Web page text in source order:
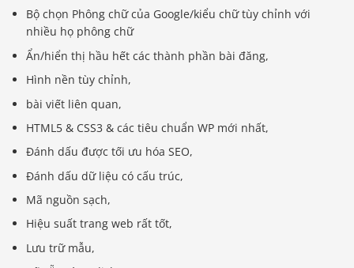
Bộ chọn Phông chữ của Google/kiểu chữ tùy chỉnh với
nhiều họ phông chữ
Ẩn/hiển thị hầu hết các thành phần bài đăng,
Hình nền tùy chỉnh,
bài viết liên quan,
HTML5 & CSS3 & các tiêu chuẩn WP mới nhất,
Đánh dấu được tối ưu hóa SEO,
Đánh dấu dữ liệu có cấu trúc,
Mã nguồn sạch,
Hiệu suất trang web rất tốt,
Lưu trữ mẫu,